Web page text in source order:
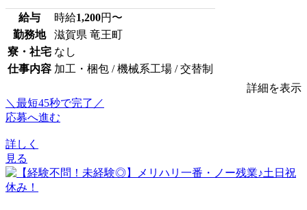
給与 時給1,200円〜
勤務地
滋賀県 竜王町
寮・社宅 なし
仕事内容 加工・梱包 / 機械系工場 / 交替制
詳細を表示
＼最短45秒で完了／
応募へ進む
詳しく
見る